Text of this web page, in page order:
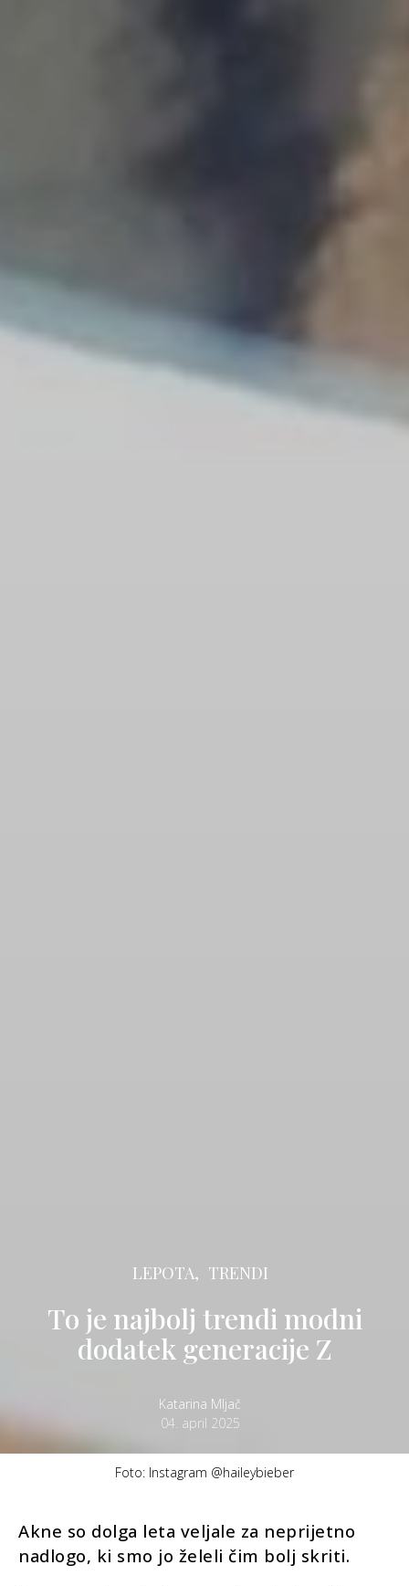
LEPOTA, TRENDI
To je najbolj trendi modni
dodatek generacije Z
Katarina Mljač
04. april 2025
Foto: Instagram @haileybieber
Akne so dolga leta veljale za neprijetno
nadlogo, ki smo jo želeli čim bolj skriti.